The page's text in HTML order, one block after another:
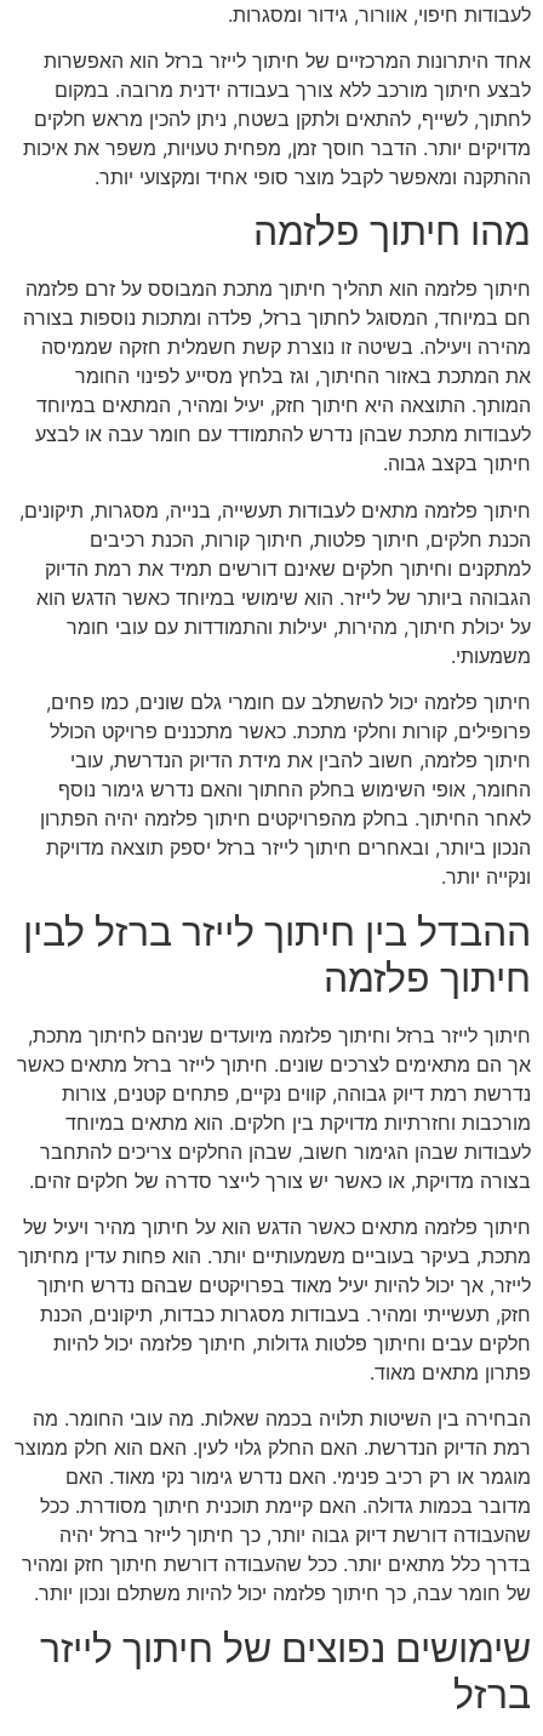
לעבודות חיפוי, אוורור, גידור ומסגרות.
אחד היתרונות המרכזיים של חיתוך לייזר ברזל הוא האפשרות
לבצע חיתוך מורכב ללא צורך בעבודה ידנית מרובה. במקום
לחתוך, לשייף, להתאים ולתקן בשטח, ניתן להכין מראש חלקים
מדויקים יותר. הדבר חוסך זמן, מפחית טעויות, משפר את איכות
ההתקנה ומאפשר לקבל מוצר סופי אחיד ומקצועי יותר.
מהו חיתוך פלזמה
חיתוך פלזמה הוא תהליך חיתוך מתכת המבוסס על זרם פלזמה
חם במיוחד, המסוגל לחתוך ברזל, פלדה ומתכות נוספות בצורה
מהירה ויעילה. בשיטה זו נוצרת קשת חשמלית חזקה שממיסה
את המתכת באזור החיתוך, וגז בלחץ מסייע לפינוי החומר
המותך. התוצאה היא חיתוך חזק, יעיל ומהיר, המתאים במיוחד
לעבודות מתכת שבהן נדרש להתמודד עם חומר עבה או לבצע
חיתוך בקצב גבוה.
חיתוך פלזמה מתאים לעבודות תעשייה, בנייה, מסגרות, תיקונים,
הכנת חלקים, חיתוך פלטות, חיתוך קורות, הכנת רכיבים
למתקנים וחיתוך חלקים שאינם דורשים תמיד את רמת הדיוק
הגבוהה ביותר של לייזר. הוא שימושי במיוחד כאשר הדגש הוא
על יכולת חיתוך, מהירות, יעילות והתמודדות עם עובי חומר
משמעותי.
חיתוך פלזמה יכול להשתלב עם חומרי גלם שונים, כמו פחים,
פרופילים, קורות וחלקי מתכת. כאשר מתכננים פרויקט הכולל
חיתוך פלזמה, חשוב להבין את מידת הדיוק הנדרשת, עובי
החומר, אופי השימוש בחלק החתוך והאם נדרש גימור נוסף
לאחר החיתוך. בחלק מהפרויקטים חיתוך פלזמה יהיה הפתרון
הנכון ביותר, ובאחרים חיתוך לייזר ברזל יספק תוצאה מדויקת
ונקייה יותר.
ההבדל בין חיתוך לייזר ברזל לבין
חיתוך פלזמה
חיתוך לייזר ברזל וחיתוך פלזמה מיועדים שניהם לחיתוך מתכת,
אך הם מתאימים לצרכים שונים. חיתוך לייזר ברזל מתאים כאשר
נדרשת רמת דיוק גבוהה, קווים נקיים, פתחים קטנים, צורות
מורכבות וחזרתיות מדויקת בין חלקים. הוא מתאים במיוחד
לעבודות שבהן הגימור חשוב, שבהן החלקים צריכים להתחבר
בצורה מדויקת, או כאשר יש צורך לייצר סדרה של חלקים זהים.
חיתוך פלזמה מתאים כאשר הדגש הוא על חיתוך מהיר ויעיל של
מתכת, בעיקר בעוביים משמעותיים יותר. הוא פחות עדין מחיתוך
לייזר, אך יכול להיות יעיל מאוד בפרויקטים שבהם נדרש חיתוך
חזק, תעשייתי ומהיר. בעבודות מסגרות כבדות, תיקונים, הכנת
חלקים עבים וחיתוך פלטות גדולות, חיתוך פלזמה יכול להיות
פתרון מתאים מאוד.
הבחירה בין השיטות תלויה בכמה שאלות. מה עובי החומר. מה
רמת הדיוק הנדרשת. האם החלק גלוי לעין. האם הוא חלק ממוצר
מוגמר או רק רכיב פנימי. האם נדרש גימור נקי מאוד. האם
מדובר בכמות גדולה. האם קיימת תוכנית חיתוך מסודרת. ככל
שהעבודה דורשת דיוק גבוה יותר, כך חיתוך לייזר ברזל יהיה
בדרך כלל מתאים יותר. ככל שהעבודה דורשת חיתוך חזק ומהיר
של חומר עבה, כך חיתוך פלזמה יכול להיות משתלם ונכון יותר.
שימושים נפוצים של חיתוך לייזר
ברזל